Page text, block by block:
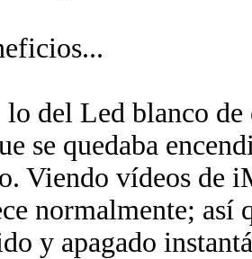
del Led blanco
se quedaba
Viendo vídeos de
normalmente;
y apagado